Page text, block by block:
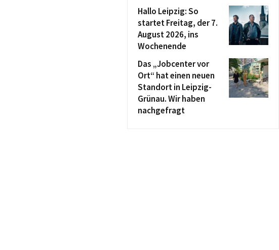
Hallo Leipzig: So
startet Freitag, der 7.
August 2026, ins
Wochenende
Das „Jobcenter vor
Ort“ hat einen neuen
Standort in Leipzig-
Grünau. Wir haben
nachgefragt